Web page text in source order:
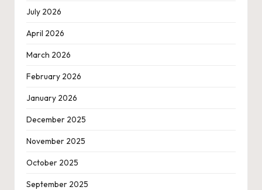
July 2026
April 2026
March 2026
February 2026
January 2026
December 2025
November 2025
October 2025
September 2025